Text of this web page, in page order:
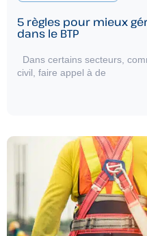
5 règles pour mieux
dans le BTP
Dans certains secteurs,
civil, faire appel à de